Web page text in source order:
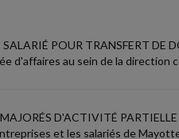
POUR TRANSFERT DE
d'affaires au sein de la
D'ACTIVITÉ
et les salariés de